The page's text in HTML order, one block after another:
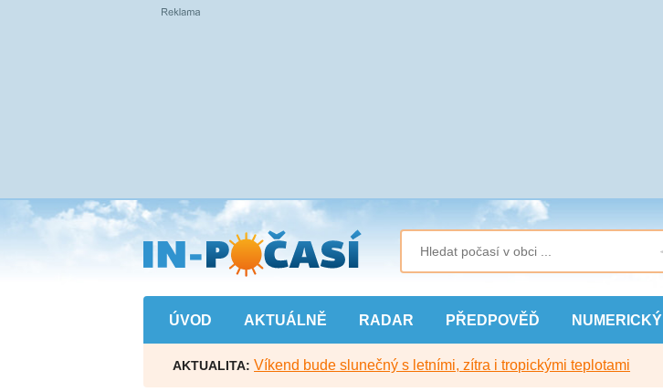
Přejít
na
hlavní
obsah
ÚVOD AKTUÁLNĚ RADAR PŘEDPOVĚĎ NUMERICKÝ
AKTUALITA: Víkend bude slunečný s letními, zítra i tropickými teplotami